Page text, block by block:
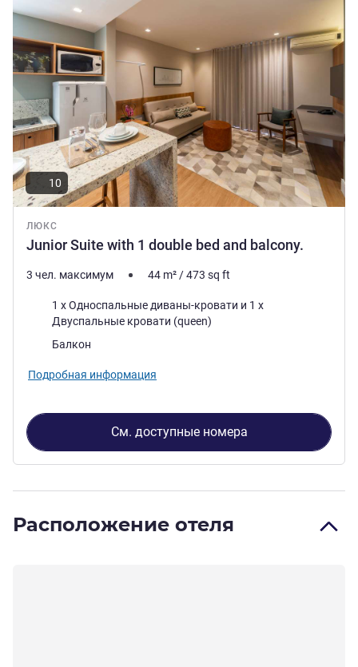
ЛЮКС
Junior Suite with 1 double bed and balcony.
10
3 чел. максимум 44 m²/473 sq ft
Постель1 x Односпальные диваны-кровати и 1 x
Двуспальные кровати (queen)
Плюсы размещения:
Балкон
Подробная информация
См. доступные номера
Расположение отеля